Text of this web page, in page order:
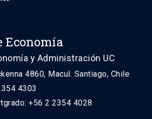
Economía
y Administración UC
4860, Macul. Santiago, Chile
4303
+56 2 2354 4028